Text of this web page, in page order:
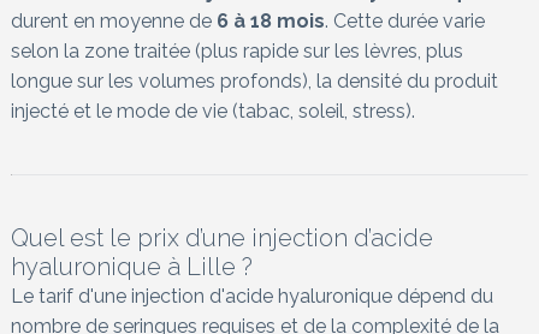
durent en moyenne de 6 à 18 mois. Cette durée varie
selon la zone traitée (plus rapide sur les lèvres, plus
longue sur les volumes profonds), la densité du produit
injecté et le mode de vie (tabac, soleil, stress).
Quel est le prix d’une injection d’acide
hyaluronique à Lille ?
Le tarif d'une injection d'acide hyaluronique dépend du
nombre de seringues requises et de la complexité de la